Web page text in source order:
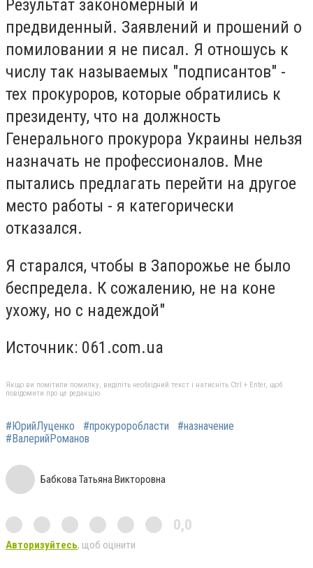
Результат закономерный и
предвиденный. Заявлений и прошений о
помиловании я не писал. Я отношусь к
числу так называемых "подписантов" -
тех прокуроров, которые обратились к
президенту, что на должность
Генерального прокурора Украины нельзя
назначать не профессионалов. Мне
пытались предлагать перейти на другое
место работы - я категорически
отказался.
Я старался, чтобы в Запорожье не было
беспредела. К сожалению, не на коне
ухожу, но с надеждой"
Источник: 061.com.ua
Якщо ви помітили помилку, виділіть необхідний текст і натисніть Ctrl + Enter, щоб
повідомити про це редакцію
#ЮрийЛуценко #прокуроробласти
#назначение
#ВалерийРоманов
Бабкова Татьяна Викторовна
0,0
Авторизуйтесь, щоб оцінити